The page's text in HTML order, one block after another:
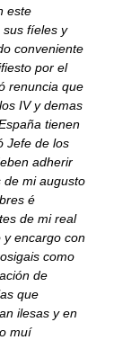
este
sus fíeles y
conveniente
por el
renuncia que
IV y demas
tienen
Jefe de los
adherir
de mi augusto
é
de mi real
y encargo con
como
de
que
ilesas y en
muí